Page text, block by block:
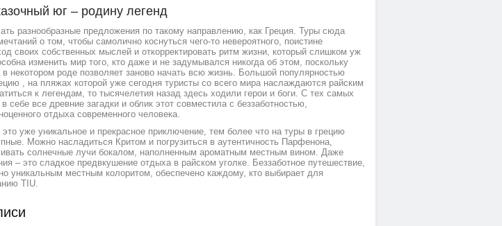
юг – родину легенд
разнообразные предложения по такому направлению, как Греция. Туры сюда
о том, чтобы самолично коснуться чего-то невероятного, поистине
своих собственных мыслей и откорректировать ритм жизни, который слишком уж
изменить мир того, кто даже и не задумывался никогда об этом, поскольку
в некотором роде позволяет заново начать всю жизнь. Большой популярностью
, на пляжах которой уже сегодня туристы со всего мира наслаждаются райским
к легендам, то тысячелетия назад здесь ходили герои и боги. С тех самых
себе все древние загадки и облик этот совместила с беззаботностью,
отдыха современного человека.
уже уникальное и прекрасное приключение, тем более что на туры в грецию
Можно насладиться Критом и погрузиться в аутентичность Парфенона,
солнечные лучи бокалом, наполненным ароматным местным вином. Даже
– это сладкое предвкушение отдыха в райском уголке. Беззаботное путешествие,
уникальным местным колоритом, обеспечено каждому, кто выбирает для
TIU.